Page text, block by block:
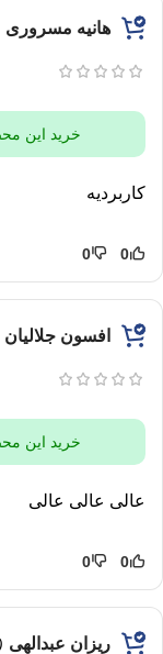
هانیه مسروری
خرید این
کاربردیه
0
0
افسون جلالیان
خرید این
عالی عالی عالی
0
0
ریزان عبدالهی